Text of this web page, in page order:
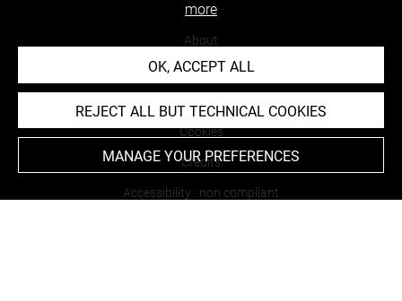
About
Contact Us
Cookies
Credits
Accessibility : non compliant
more
OK, ACCEPT ALL
REJECT ALL BUT TECHNICAL COOKIES
MANAGE YOUR PREFERENCES